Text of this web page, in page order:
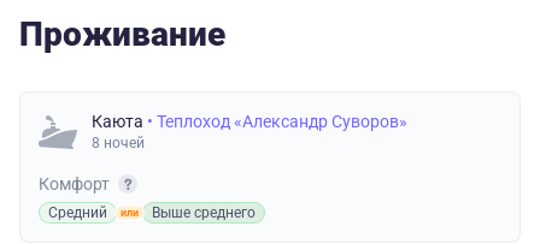
Проживание
Каюта • Теплоход «Александр Суворов»
8 ночей
Комфорт
Средний Выше среднего